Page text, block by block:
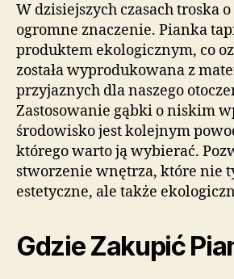
W dzisiejszych czasach troska
ogromne znaczenie. Pianka
produktem ekologicznym, co
została wyprodukowana z
przyjaznych dla naszego
Zastosowanie gąbki o niskim
środowisko jest kolejnym
którego warto ją wybierać.
stworzenie wnętrza, które nie
estetyczne, ale także
Gdzie Zakupić